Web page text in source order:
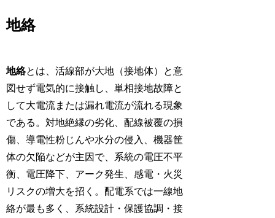
地絡
地絡とは、活線部が大地（接地体）と意
図せず電気的に接触し、単相接地故障と
して大電流または漏れ電流が流れる現象
である。対地絶縁の劣化、配線被覆の損
傷、導電性粉じんや水分の侵入、機器筐
体の欠陥などが主因で、系統の電圧不平
衡、電圧降下、アーク発生、感電・火災
リスクの増大を招く。配電系では一線地
絡が最も多く、系統設計・保護協調・接